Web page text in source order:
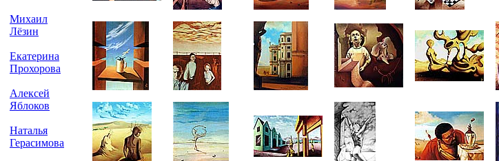
Михаил
Лёзин
Екатерина
Прохорова
Алексей
Яблоков
Наталья
Герасимова